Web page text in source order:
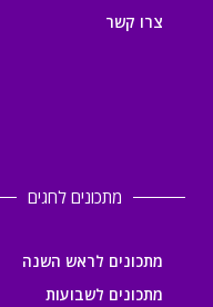
צרו קשר
מתכונים לחגים
מתכונים לראש השנה
מתכונים לשבועות